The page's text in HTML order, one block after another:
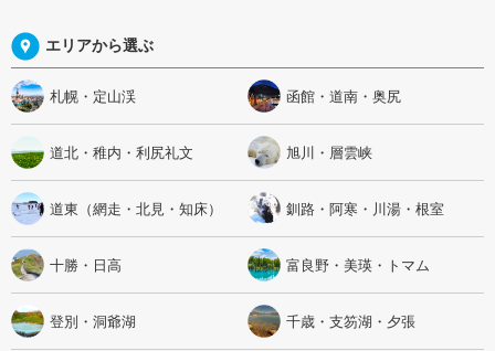
エリアから選ぶ
札幌・定山渓 函館・道南・奥尻
道北・稚内・利尻礼文 旭川・層雲峡
道東（網走・北見・知床） 釧路・阿寒・川湯・根室
十勝・日高 富良野・美瑛・トマム
登別・洞爺湖 千歳・支笏湖・夕張